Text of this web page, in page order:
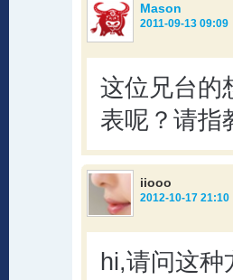
Mason
2011-09-13 09:09
这位兄台的
表呢？请指
iiooo
2012-10-17 21:10
hi,请问这